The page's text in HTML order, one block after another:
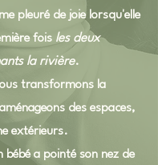
pleuré de joie lorsqu'elle
fois les deux
la rivière.
transformons la
des espaces,
extérieurs.
bébé a pointé son nez de